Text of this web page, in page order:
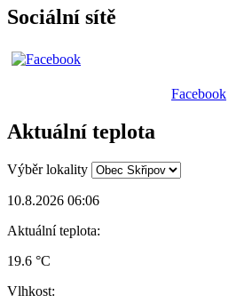
Sociální sítě
Facebook
Aktuální teplota
Výběr lokality
10.8.2026 06:06
Aktuální teplota:
19.6 °C
Vlhkost: